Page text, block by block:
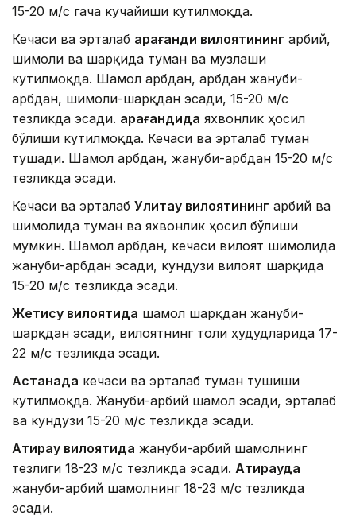
15-20 м/с гача кучайиши кутилмоқда.
Кечаси ва эрталаб Қарағанди вилоятининг ғарбий,
шимоли ва шарқида туман ва музлаши
кутилмоқда. Шамол ғарбдан, ғарбдан жануби-
ғарбдан, шимоли-шарқдан эсади, 15-20 м/с
тезликда эсади. Қарағандида яхвонлик ҳосил
бўлиши кутилмоқда. Кечаси ва эрталаб туман
тушади. Шамол ғарбдан, жануби-ғарбдан 15-20 м/с
тезликда эсади.
Кечаси ва эрталаб Улитау вилоятининг ғарбий ва
шимолида туман ва яхвонлик ҳосил бўлиши
мумкин. Шамол ғарбдан, кечаси вилоят шимолида
жануби-ғарбдан эсади, кундузи вилоят шарқида
15-20 м/с тезликда эсади.
Жетису вилоятида шамол шарқдан жануби-
шарқдан эсади, вилоятнинг тоғли ҳудудларида 17-
22 м/с тезликда эсади.
Астанада кечаси ва эрталаб туман тушиши
кутилмоқда. Жануби-ғарбий шамол эсади, эрталаб
ва кундузи 15-20 м/с тезликда эсади.
Атирау вилоятида жануби-ғарбий шамолнинг
тезлиги 18-23 м/с тезликда эсади. Атирауда
жануби-ғарбий шамолнинг 18-23 м/с тезликда
эсади.